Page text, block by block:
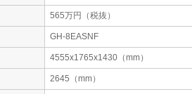
565万円（税抜）
GH-8EASNF
4555x1765x1430（mm）
2645（mm）